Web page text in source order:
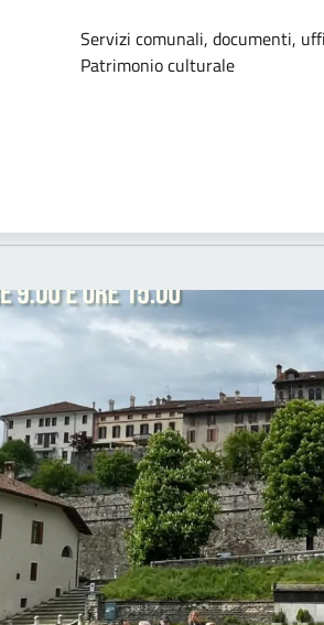
Dettagli
Servizi comunali, documenti,
Patrimonio culturale